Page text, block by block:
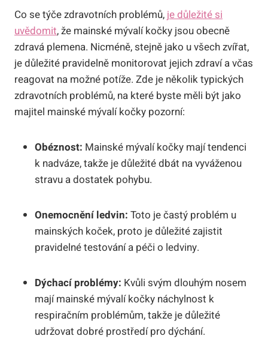
Co se týče zdravotních problémů, je důležité si
uvědomit, že mainské mývalí kočky jsou obecně
zdravá plemena. Nicméně, stejně jako u všech zvířat,
je důležité pravidelně monitorovat jejich zdraví a včas
reagovat na možné potíže. Zde je několik typických
zdravotních problémů, na které byste měli být jako
majitel mainské mývalí kočky pozorní:
Obéznost: Mainské mývalí kočky mají tendenci
k nadváze, takže je důležité dbát na vyváženou
stravu a dostatek pohybu.
Onemocnění ledvin: Toto je častý problém u
mainských koček, proto je důležité zajistit
pravidelné testování a péči o ledviny.
Dýchací problémy: Kvůli svým dlouhým nosem
mají mainské mývalí kočky náchylnost k
respiračním problémům, takže je důležité
udržovat dobré prostředí pro dýchání.